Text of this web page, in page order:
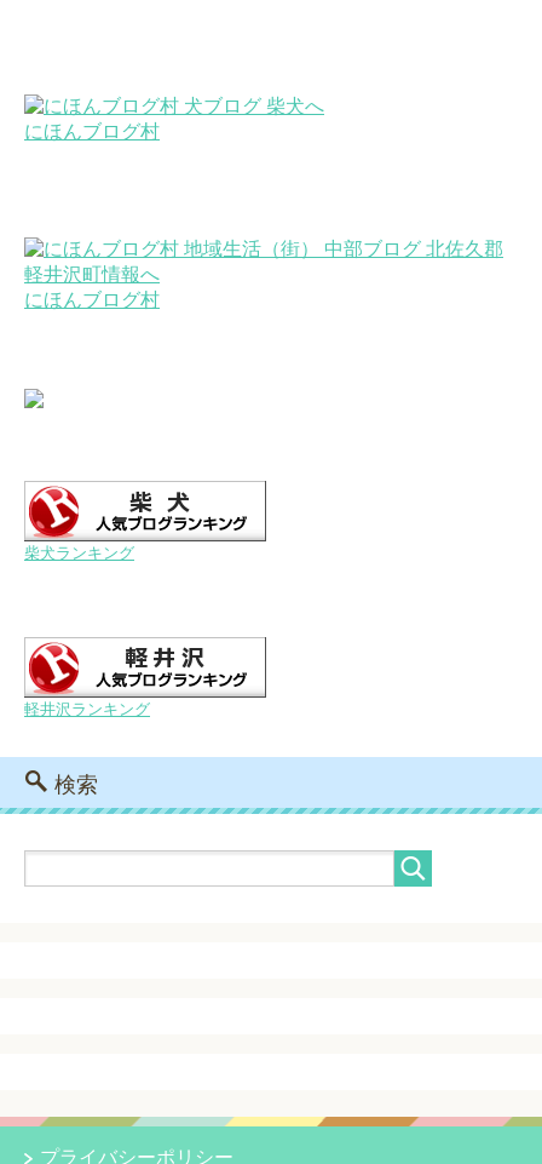
にほんブログ村
にほんブログ村
柴犬ランキング
軽井沢ランキング
検索
プライバシーポリシー